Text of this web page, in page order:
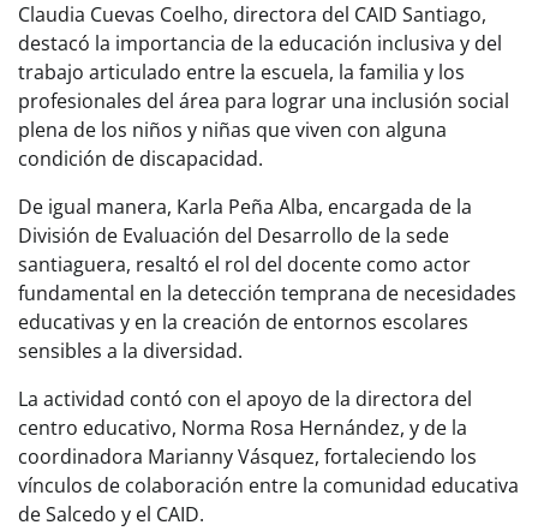
Claudia Cuevas Coelho, directora del CAID Santiago,
destacó la importancia de la educación inclusiva y del
trabajo articulado entre la escuela, la familia y los
profesionales del área para lograr una inclusión social
plena de los niños y niñas que viven con alguna
condición de discapacidad.
De igual manera, Karla Peña Alba, encargada de la
División de Evaluación del Desarrollo de la sede
santiaguera, resaltó el rol del docente como actor
fundamental en la detección temprana de necesidades
educativas y en la creación de entornos escolares
sensibles a la diversidad.
La actividad contó con el apoyo de la directora del
centro educativo, Norma Rosa Hernández, y de la
coordinadora Marianny Vásquez, fortaleciendo los
vínculos de colaboración entre la comunidad educativa
de Salcedo y el CAID.